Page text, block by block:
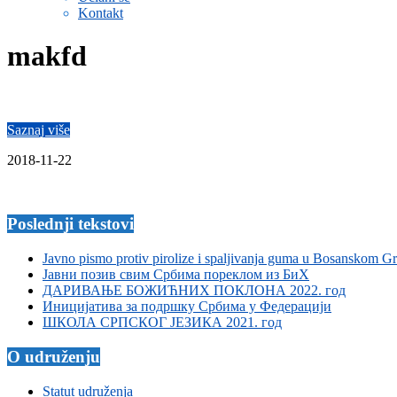
Kontakt
makfd
Saznaj više
2018-11-22
Poslednji tekstovi
Javno pismo protiv pirolize i spaljivanja guma u Bosanskom
Јавни позив свим Србима пореклом из БиХ
ДАРИВАЊЕ БОЖИЋНИХ ПОКЛОНА 2022. год
Иницијатива за подршку Србима у Федерацији
ШКОЛА СРПСКОГ ЈЕЗИКА 2021. год
O udruženju
Statut udruženja